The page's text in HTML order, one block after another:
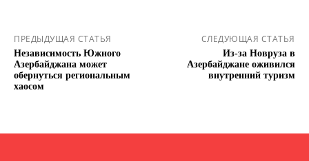
ПРЕДЫДУЩАЯ СТАТЬЯ
Независимость Южного
Азербайджана может
обернуться региональным
хаосом
СЛЕДУЮЩАЯ СТАТЬЯ
Из-за Новруза в
Азербайджане оживился
внутренний туризм